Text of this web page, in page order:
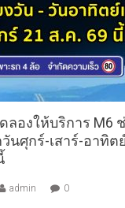
ลองให้บริการ M6
นศุกร์-เสาร์-อาทิต
admin 0